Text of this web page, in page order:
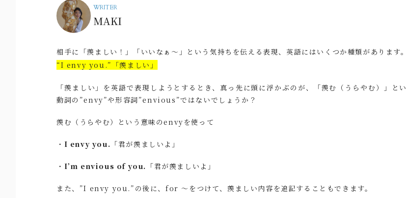
WRITER
MAKI
相手に「羨ましい！」「いいなぁ～」という気持ちを伝える表現、英語にはいくつか種類があります。
“I envy you.”「羨ましい」
「羨ましい」を英語で表現しようとするとき、真っ先に頭に浮かぶのが、「羨む（うらやむ）」と
動詞の”envy”や形容詞”envious”ではないでしょうか？
羨む（うらやむ）という意味のenvyを使って
・ I envy you. 「君が羨ましいよ」
・ I’m envious of you. 「君が羨ましいよ」
また、”I envy you.”の後に、for ～をつけて、羨ましい内容を追記することもできます。